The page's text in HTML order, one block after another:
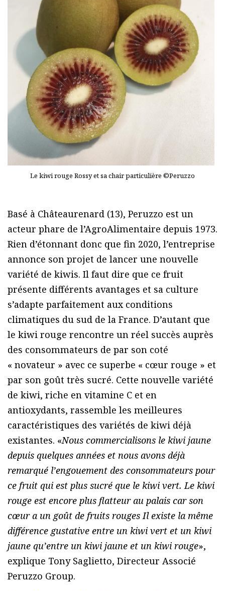
Le kiwi rouge Rossy et sa chair particulière ©Peruzzo
Basé à Châteaurenard (13), Peruzzo est un
acteur phare de l’AgroAlimentaire depuis 1973.
Rien d’étonnant donc que fin 2020, l’entreprise
annonce son projet de lancer une nouvelle
variété de kiwis. Il faut dire que ce fruit
présente différents avantages et sa culture
s’adapte parfaitement aux conditions
climatiques du sud de la France. D’autant que
le kiwi rouge rencontre un réel succès auprès
des consommateurs de par son coté
« novateur » avec ce superbe « cœur rouge » et
par son goût très sucré. Cette nouvelle variété
de kiwi, riche en vitamine C et en
antioxydants, rassemble les meilleures
caractéristiques des variétés de kiwi déjà
existantes. «Nous commercialisons le kiwi jaune
depuis quelques années et nous avons déjà
remarqué l’engouement des consommateurs pour
ce fruit qui est plus sucré que le kiwi vert. Le kiwi
rouge est encore plus flatteur au palais car son
cœur a un goût de fruits rouges Il existe la même
différence gustative entre un kiwi vert et un kiwi
jaune qu’entre un kiwi jaune et un kiwi rouge»,
explique Tony Saglietto, Directeur Associé
Peruzzo Group.